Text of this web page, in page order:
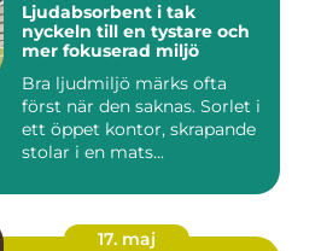
Ljudabsorbent i tak
nyckeln till en tystare och
mer fokuserad miljö
Bra ljudmiljö märks ofta
först när den saknas. Sorlet i
ett öppet kontor, skrapande
stolar i en mats...
17. maj